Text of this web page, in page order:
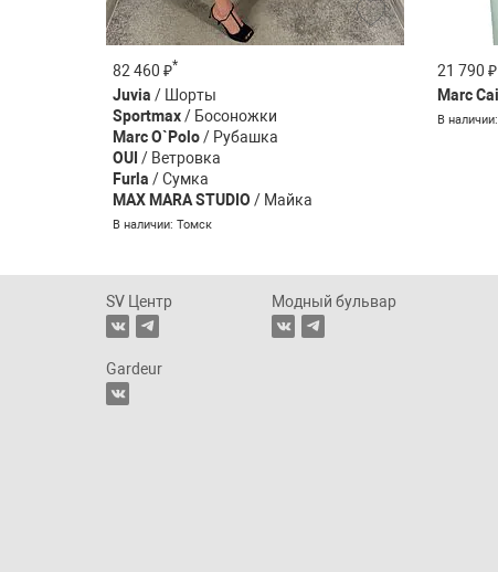
82 460 ₽*
Juvia / Шорты
Sportmax/ Босоножки
Marc O`Polo/ Рубашка
OUI / Ветровка
Furla / Сумка
MAX MARA STUDIO / Майка
В наличии: Томск
11 490 ₽*
Marella
В наличии: Томск, Новокузнецк
21 790 ₽
Marc
В
SV Центр Модный бульвар
Gardeur